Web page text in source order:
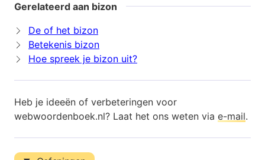
Gerelateerd aan bizon
De of het bizon
Betekenis bizon
Hoe spreek je bizon uit?
Heb je ideeën of verbeteringen voor
webwoordenboek.nl? Laat het ons weten via e-mail.